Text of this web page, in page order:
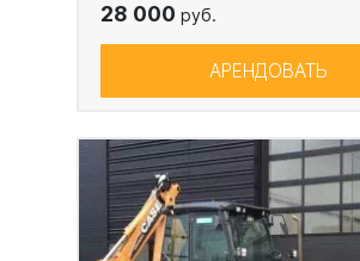
28 000 руб.
АРЕНДОВАТЬ